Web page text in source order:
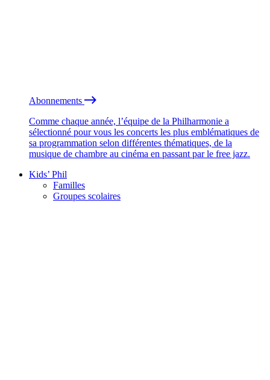
Abonnements
Comme chaque année, l’équipe de la Philharmonie a
sélectionné pour vous les concerts les plus emblématiques de
sa programmation selon différentes thématiques, de la
musique de chambre au cinéma en passant par le free jazz.
Kids’ Phil
Familles
Groupes scolaires